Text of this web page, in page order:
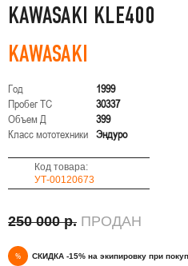
KAWASAKI KLE400
KAWASAKI
Год
1999
Пробег ТС
30337
Объем Д
399
Класс мототехники Эндуро
Код товара:
УТ-00120673
250 000 р. ПРОДАН
% СКИДКА -15% на экипировку при